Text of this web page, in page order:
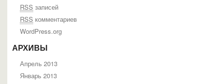
RSS записей
RSS комментариев
WordPress.org
АРХИВЫ
Апрель 2013
Январь 2013